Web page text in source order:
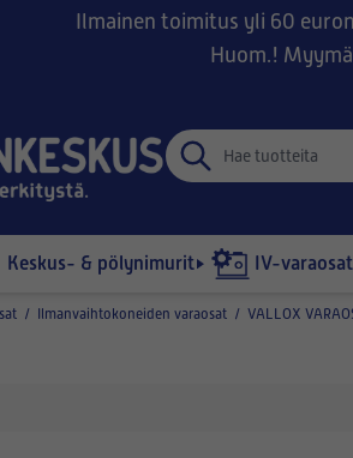
Ilmainen toimitus yli 60
Huom.!
Keskus- & pölynimurit IV-varaosat
/ Ilmanvaihtokoneiden varaosat / VALLOX